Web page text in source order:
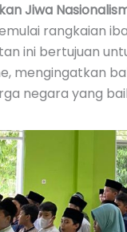
Jiwa
rangkaian
ini bertujuan
mengingatkan
negara yang